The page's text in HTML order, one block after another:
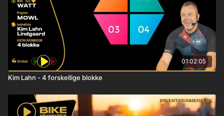
01:02:05
Kim Lahn - 4 forskellige blokke